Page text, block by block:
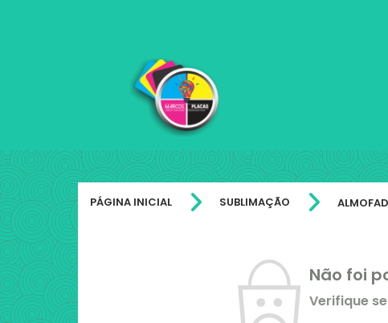
PÁGINA INICIAL SUBLIMAÇÃO
Não foi
Verifique